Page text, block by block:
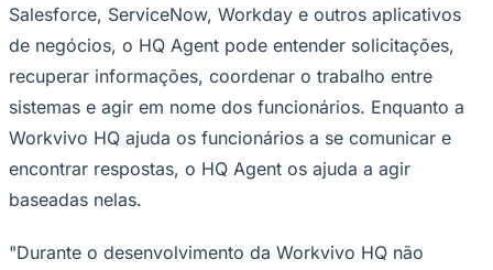
Salesforce, ServiceNow, Workday e outros aplicativos
de negócios, o HQ Agent pode entender solicitações,
recuperar informações, coordenar o trabalho entre
sistemas e agir em nome dos funcionários. Enquanto a
Workvivo HQ ajuda os funcionários a se comunicar e
encontrar respostas, o HQ Agent os ajuda a agir
baseadas nelas.
"Durante o desenvolvimento da Workvivo HQ não